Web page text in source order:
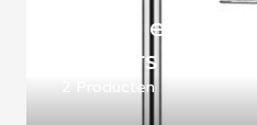
Terras en
heaters
2 Producten